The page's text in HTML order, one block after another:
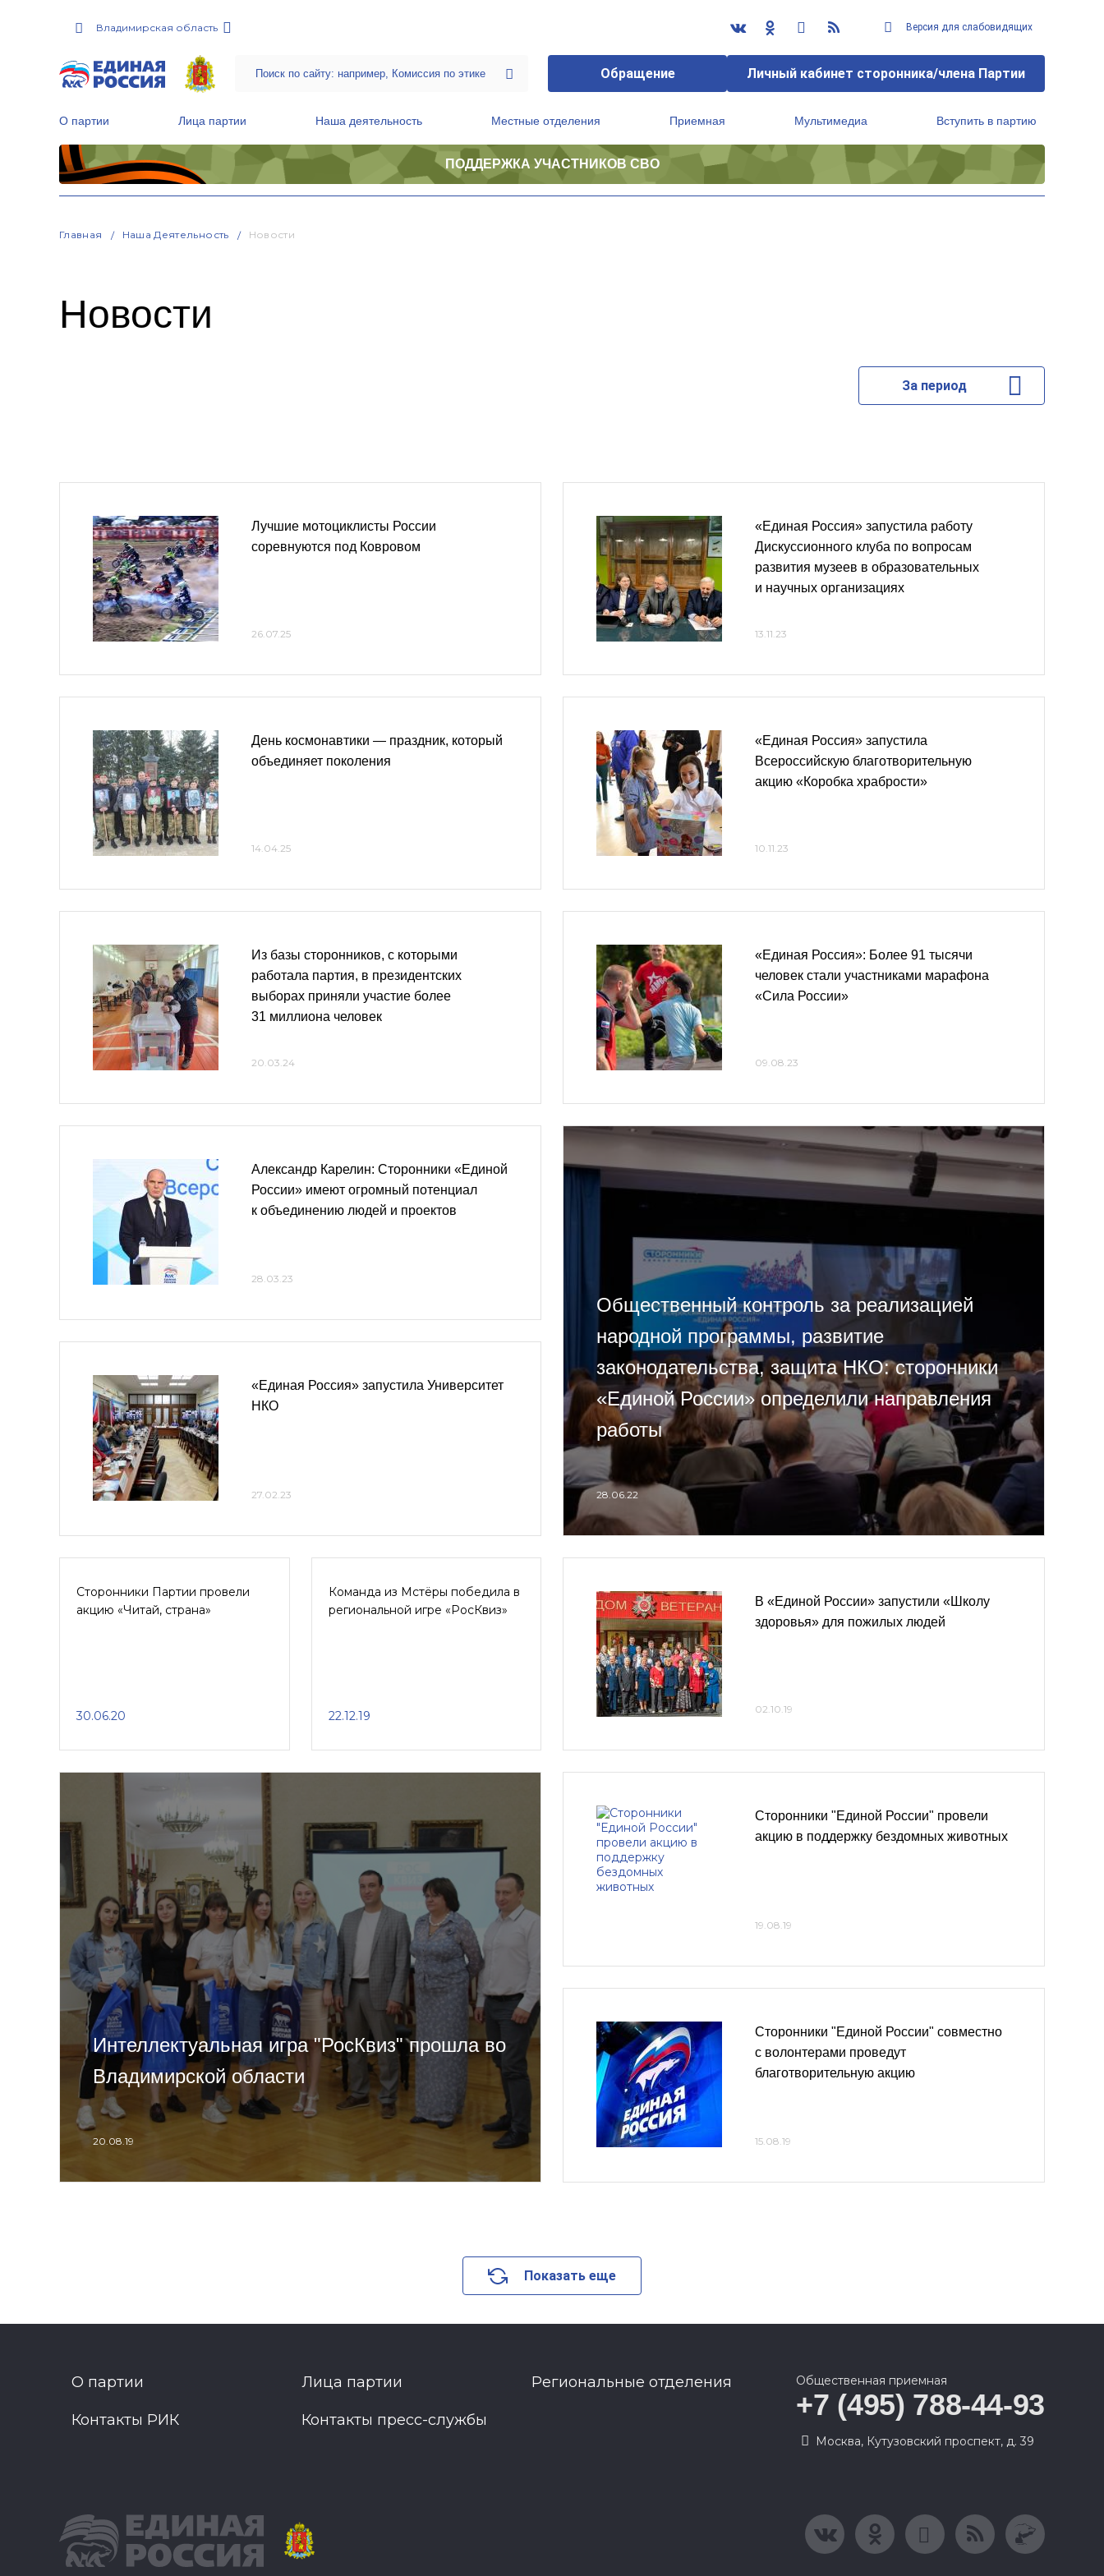
Владимирская область Версия для слабовидящих
Обращение Личный кабинет сторонника/члена Партии
О партии Лица партии Наша деятельность Местные отделения Приемная Мультимедиа Вступить в партию
ПОДДЕРЖКА УЧАСТНИКОВ СВО
Главная Наша Деятельность Новости
Новости
За период
Лучшие мотоциклисты России
соревнуются под Ковровом
26.07.25
День космонавтики — праздник, который
объединяет поколения
14.04.25
Из базы сторонников, с которыми
работала партия, в президентских
выборах приняли участие более
31 миллиона человек
20.03.24
«Единая Россия» запустила работу
Дискуссионного клуба по вопросам
развития музеев в образовательных
и научных организациях
13.11.23
«Единая Россия» запустила
Всероссийскую благотворительную
акцию «Коробка храбрости»
10.11.23
«Единая Россия»: Более 91 тысячи
человек стали участниками марафона
«Сила России»
09.08.23
Александр Карелин: Сторонники «Единой
России» имеют огромный потенциал
к объединению людей и проектов
28.03.23
«Единая Россия» запустила Университет
НКО
27.02.23
Общественный контроль за реализацией
народной программы, развитие
законодательства, защита НКО: сторонники
«Единой России» определили направления
работы
28.06.22
Сторонники Партии провели
акцию «Читай, страна»
30.06.20
Команда из Мстёры победила в
региональной игре «РосКвиз»
22.12.19
В «Единой России» запустили «Школу
здоровья» для пожилых людей
02.10.19
Интеллектуальная игра "РосКвиз" прошла во
Владимирской области
20.08.19
Сторонники "Единой России" провели
акцию в поддержку бездомных животных
19.08.19
Сторонники "Единой России" совместно
с волонтерами проведут
благотворительную акцию
15.08.19
Показать еще
О партии Лица партии Региональные отделения
Контакты РИК Контакты пресс-службы
Общественная приемная
+7 (495) 788-44-93
Москва, Кутузовский проспект, д. 39